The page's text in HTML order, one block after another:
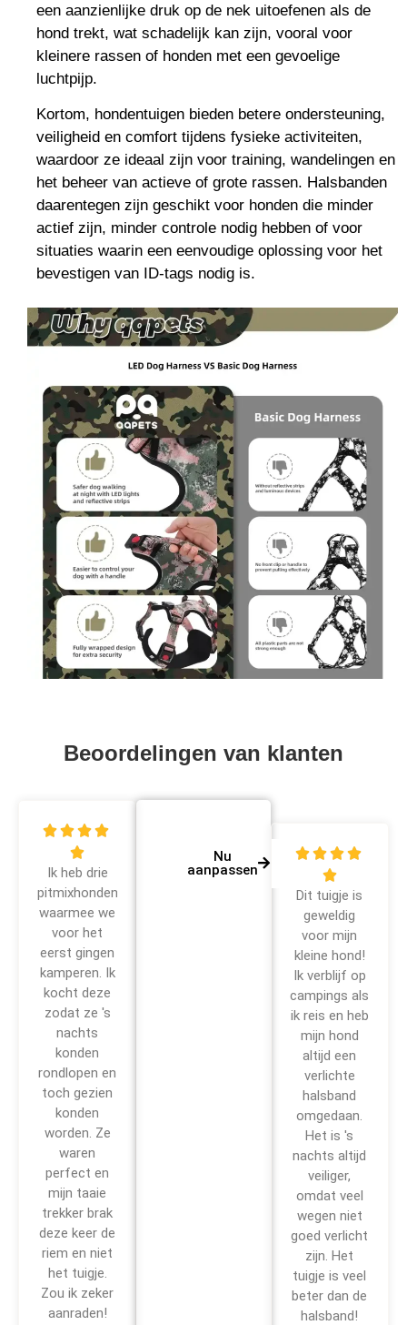
een aanzienlijke druk op de nek uitoefenen als de
hond trekt, wat schadelijk kan zijn, vooral voor
kleinere rassen of honden met een gevoelige
luchtpijp.
Kortom, hondentuigen bieden betere ondersteuning,
veiligheid en comfort tijdens fysieke activiteiten,
waardoor ze ideaal zijn voor training, wandelingen en
het beheer van actieve of grote rassen. Halsbanden
daarentegen zijn geschikt voor honden die minder
actief zijn, minder controle nodig hebben of voor
situaties waarin een eenvoudige oplossing voor het
bevestigen van ID-tags nodig is.
Beoordelingen van klanten
   

Ik heb drie
pitmixhonden
waarmee we
voor het
eerst gingen
kamperen. Ik
kocht deze
zodat ze 's
nachts
konden
rondlopen en
toch gezien
konden
worden. Ze
waren
perfect en
mijn taaie
trekker brak
deze keer de
riem en niet
het tuigje.
Zou ik zeker
aanraden!
Nu
aanpassen
   

Dit tuigje is
geweldig
voor mijn
kleine hond!
Ik verblijf op
campings als
ik reis en heb
mijn hond
altijd een
verlichte
halsband
omgedaan.
Het is 's
nachts altijd
veiliger,
omdat veel
wegen niet
goed verlicht
zijn. Het
tuigje is veel
beter dan de
halsband!